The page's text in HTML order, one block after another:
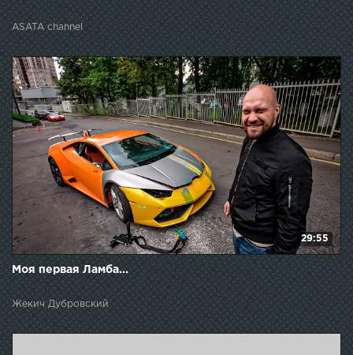
ASATA channel
29:55
Моя первая Ламба...
Жекич Дубровский